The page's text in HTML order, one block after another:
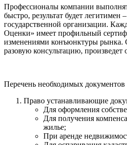
Профессионалы компании
быстро, результат будет легитимен
государственной организации.
Оценки» имеет профильный
изменениями конъюнктуры рынка.
разовую консультацию, произведет
Перечень необходимых документов
Право устанавливающие
Для оформления
Для получения
жилье;
При аренде